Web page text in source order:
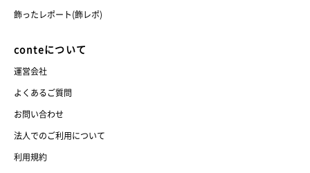
飾ったレポート(飾レポ)
conteについて
運営会社
よくあるご質問
お問い合わせ
法人でのご利用について
利用規約